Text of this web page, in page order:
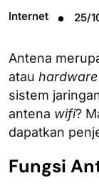
Internet 25/
Antena
atau hardware
sistem
antena wifi?
dapatkan
Fungsi